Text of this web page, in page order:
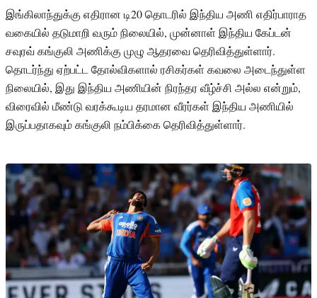
இங்கிலாந்துக்கு எதிரான டி20 தொடரில் இந்திய அணி எதிர்பாராத
வகையில் தடுமாறி வரும் நிலையில், முன்னாள் இந்திய கேப்டன்
சவுரவ் கங்குலி அணிக்கு முழு ஆதரவை தெரிவித்துள்ளார்.
தொடர்ந்து ஏற்பட்ட தோல்விகளால் ரசிகர்கள் கவலை அடைந்துள்ள
நிலையில், இது இந்திய அணியின் நிரந்தர வீழ்ச்சி அல்ல என்றும்,
விரைவில் மீண்டு வரக்கூடிய தரமான வீரர்கள் இந்திய அணியில்
இருப்பதாகவும் கங்குலி நம்பிக்கை தெரிவித்துள்ளார்.